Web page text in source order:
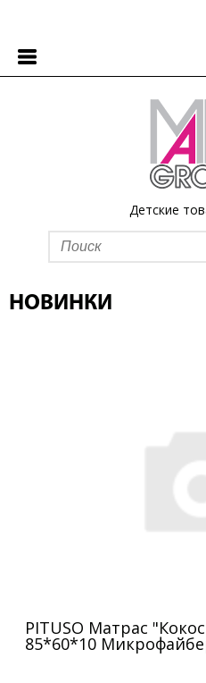
Детские
НОВИНКИ
PITUSO Матрас
85*60*10